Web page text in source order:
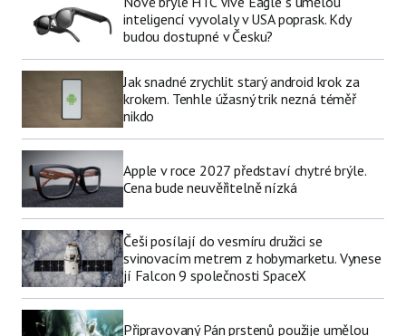
inteligencí vyvolaly v USA poprask. Kdy
budou dostupné v Česku?
Jak snadné zrychlit starý android krok za
krokem. Tenhle úžasný trik nezná téměř
nikdo
Apple v roce 2027 představí chytré brýle.
Cena bude neuvěřitelně nízká
Češi posílají do vesmíru družici se
svinovacím metrem z hobymarketu. Vynese
jí Falcon 9 společnosti SpaceX
Připravovaný Pán prstenů použije umělou